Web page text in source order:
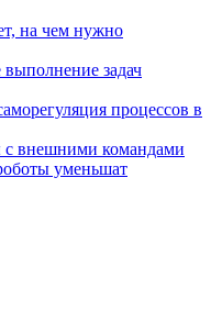
на чем нужно
задач
процессов в
с внешними командами
уменьшат